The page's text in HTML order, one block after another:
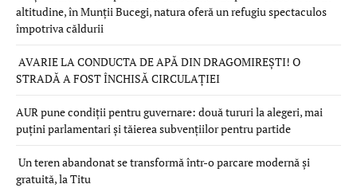
altitudine, în Munții Bucegi, natura oferă un refugiu spectaculos
împotriva căldurii
AVARIE LA CONDUCTA DE APĂ DIN DRAGOMIREȘTI! O
STRADĂ A FOST ÎNCHISĂ CIRCULAȚIEI
AUR pune condiții pentru guvernare: două tururi la alegeri, mai
puțini parlamentari și tăierea subvențiilor pentru partide
Un teren abandonat se transformă într-o parcare modernă și
gratuită, la Titu